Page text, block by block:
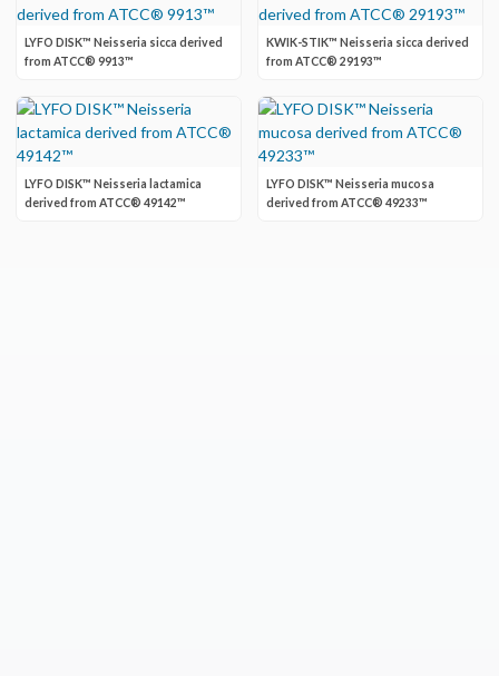
LYFO DISK™ Neisseria sicca derived
from ATCC® 9913™
KWIK-STIK™ Neisseria sicca derived
from ATCC® 29193™
LYFO DISK™ Neisseria lactamica
derived from ATCC® 49142™
LYFO DISK™ Neisseria mucosa
derived from ATCC® 49233™